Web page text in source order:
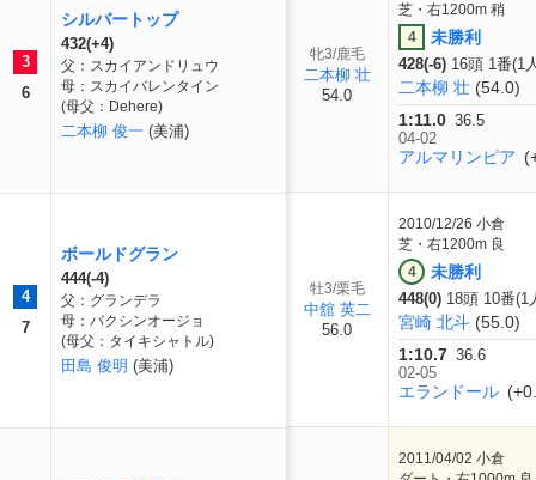
3
6
シルバートップ
432(+4)
父：スカイアンドリュウ
母：スカイバレンタイン
(母父：Dehere)
二本柳 俊一 (美浦)
4
7
ボールドグラン
444(-4)
父：グランデラ
母：バクシンオージョ
(母父：タイキシャトル)
田島 俊明 (美浦)
牝3/鹿毛
二本柳 壮
54.0
芝・右1200m 稍
4
未勝利
428(-6) 16頭 1番(1
二本柳 壮 (54.0)
1:11.0 36.5
04-02
アルマリンピア
牡3/栗毛
中舘 英二
56.0
2010/12/26 小倉
芝・右1200m 良
4
未勝利
448(0) 18頭 10番(1
宮崎 北斗 (55.0)
1:10.7 36.6
02-05
エランドール
2011/04/02 小倉